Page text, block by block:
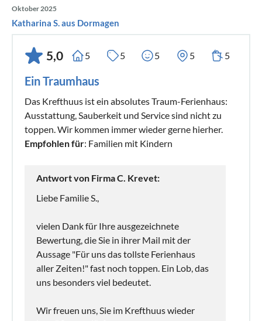
Oktober 2025
Katharina S. aus Dormagen
5,0 5 5 5 5 5
Ein Traumhaus
Das Krefthuus ist ein absolutes Traum-Ferienhaus:
Ausstattung, Sauberkeit und Service sind nicht zu
toppen. Wir kommen immer wieder gerne hierher.
Empfohlen für: Familien mit Kindern
Antwort von Firma C. Krevet:
Liebe Familie S.,
vielen Dank für Ihre ausgezeichnete
Bewertung, die Sie in ihrer Mail mit der
Aussage "Für uns das tollste Ferienhaus
aller Zeiten!" fast noch toppen. Ein Lob, das
uns besonders viel bedeutet.
Wir freuen uns, Sie im Krefthuus wieder